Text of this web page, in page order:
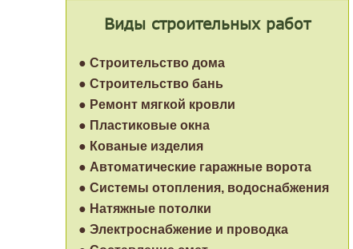
Виды строительных работ
● Строительство дома
● Строительство бань
● Ремонт мягкой кровли
● Пластиковые окна
● Кованые изделия
● Автоматические гаражные ворота
● Системы отопления, водоснабжения
● Натяжные потолки
● Электроснабжение и проводка